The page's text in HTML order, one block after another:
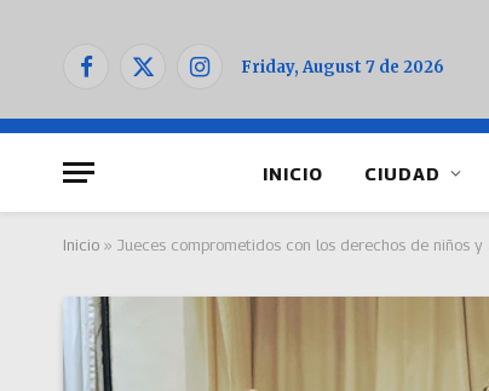
Facebook
X
InstagramFriday, August 7 de 2026
INICIO CIUDAD
Inicio » Jueces comprometidos con los derechos de niños